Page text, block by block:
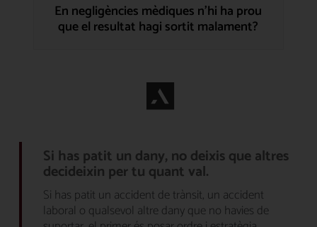
En negligències mèdiques n’hi ha prou
que el resultat hagi sortit malament?
Si has patit un dany, no deixis que altres
decideixin per tu quant val.
Si has patit un accident de trànsit, un accident
laboral o qualsevol altre dany que no havies de